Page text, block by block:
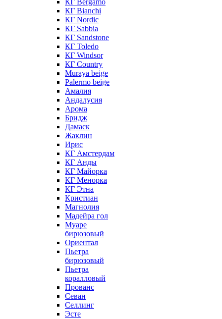
КГ Bergamo
КГ Bianchi
КГ Nordic
КГ Sabbia
КГ Sandstone
КГ Toledo
КГ Windsor
КГ Сountry
Muraya beige
Palermo beige
Амалия
Андалусия
Арома
Бридж
Дамаск
Жаклин
Ирис
КГ Амстердам
КГ Анды
КГ Майорка
КГ Менорка
КГ Этна
Кристиан
Магнолия
Мадейра гол
Муаре
бирюзовый
Ориентал
Пьетра
бирюзовый
Пьетра
коралловый
Прованс
Севан
Селлинг
Эсте